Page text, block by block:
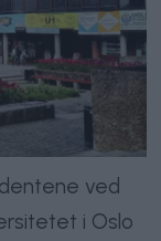
ved
i Oslo